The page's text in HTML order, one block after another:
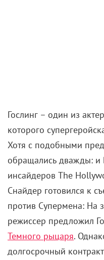
Гослинг – один из
которого
Хотя с подобными
обращались дважды: и
инсайдеров The
Снайдер готовился к
против Супермена: На
режиссер предложил
Темного рыцаря.
долгосрочный